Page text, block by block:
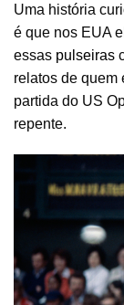
Uma história
é que nos EUA
essas pulseiras
relatos de quem
partida do US
repente.